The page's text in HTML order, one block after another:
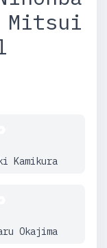
Kamikura
Okajima